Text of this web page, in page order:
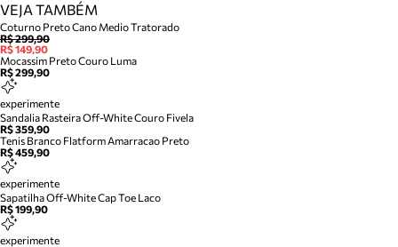
VEJA TAMBÉM
Coturno Preto Cano Medio Tratorado
R$ 299,90
R$ 149,90
Mocassim Preto Couro Luma
R$ 299,90
experimente
Sandalia Rasteira Off-White Couro Fivela
R$ 359,90
Tenis Branco Flatform Amarracao Preto
R$ 459,90
experimente
Sapatilha Off-White Cap Toe Laco
R$ 199,90
experimente